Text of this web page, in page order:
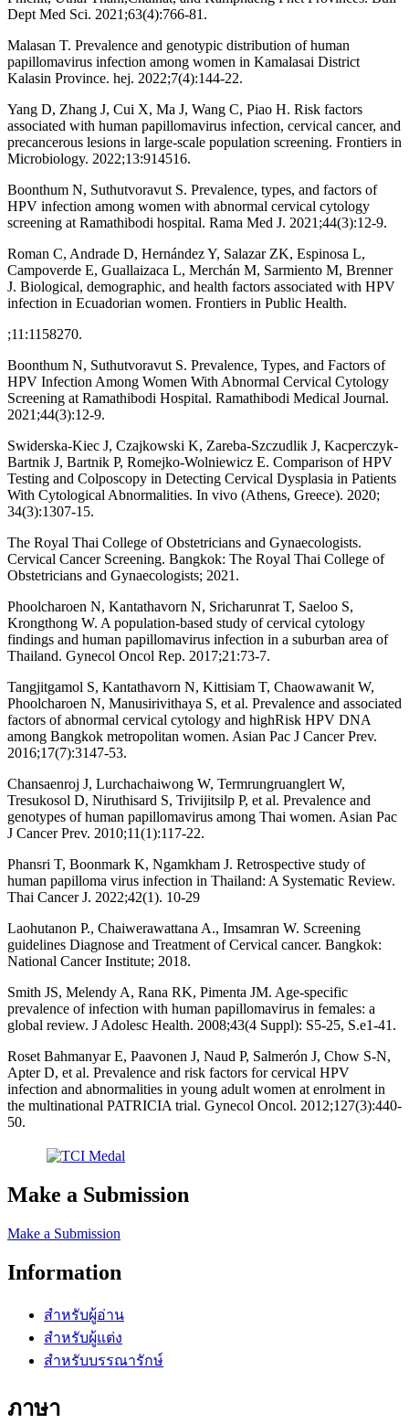
Dept Med Sci. 2021;63(4):766-81.
Malasan T. Prevalence and genotypic distribution of human
papillomavirus infection among women in Kamalasai District
Kalasin Province. hej. 2022;7(4):144-22.
Yang D, Zhang J, Cui X, Ma J, Wang C, Piao H. Risk factors
associated with human papillomavirus infection, cervical cancer, and
precancerous lesions in large-scale population screening. Frontiers in
Microbiology. 2022;13:914516.
Boonthum N, Suthutvoravut S. Prevalence, types, and factors of
HPV infection among women with abnormal cervical cytology
screening at Ramathibodi hospital. Rama Med J. 2021;44(3):12-9.
Roman C, Andrade D, Hernández Y, Salazar ZK, Espinosa L,
Campoverde E, Guallaizaca L, Merchán M, Sarmiento M, Brenner
J. Biological, demographic, and health factors associated with HPV
infection in Ecuadorian women. Frontiers in Public Health.
;11:1158270.
Boonthum N, Suthutvoravut S. Prevalence, Types, and Factors of
HPV Infection Among Women With Abnormal Cervical Cytology
Screening at Ramathibodi Hospital. Ramathibodi Medical Journal.
2021;44(3):12-9.
Swiderska-Kiec J, Czajkowski K, Zareba-Szczudlik J, Kacperczyk-
Bartnik J, Bartnik P, Romejko-Wolniewicz E. Comparison of HPV
Testing and Colposcopy in Detecting Cervical Dysplasia in Patients
With Cytological Abnormalities. In vivo (Athens, Greece). 2020;
34(3):1307-15.
The Royal Thai College of Obstetricians and Gynaecologists.
Cervical Cancer Screening. Bangkok: The Royal Thai College of
Obstetricians and Gynaecologists; 2021.
Phoolcharoen N, Kantathavorn N, Sricharunrat T, Saeloo S,
Krongthong W. A population-based study of cervical cytology
findings and human papillomavirus infection in a suburban area of
Thailand. Gynecol Oncol Rep. 2017;21:73-7.
Tangjitgamol S, Kantathavorn N, Kittisiam T, Chaowawanit W,
Phoolcharoen N, Manusirivithaya S, et al. Prevalence and associated
factors of abnormal cervical cytology and highRisk HPV DNA
among Bangkok metropolitan women. Asian Pac J Cancer Prev.
2016;17(7):3147-53.
Chansaenroj J, Lurchachaiwong W, Termrungruanglert W,
Tresukosol D, Niruthisard S, Trivijitsilp P, et al. Prevalence and
genotypes of human papillomavirus among Thai women. Asian Pac
J Cancer Prev. 2010;11(1):117-22.
Phansri T, Boonmark K, Ngamkham J. Retrospective study of
human papilloma virus infection in Thailand: A Systematic Review.
Thai Cancer J. 2022;42(1). 10-29
Laohutanon P., Chaiwerawattana A., Imsamran W. Screening
guidelines Diagnose and Treatment of Cervical cancer. Bangkok:
National Cancer Institute; 2018.
Smith JS, Melendy A, Rana RK, Pimenta JM. Age-specific
prevalence of infection with human papillomavirus in females: a
global review. J Adolesc Health. 2008;43(4 Suppl): S5-25, S.e1-41.
Roset Bahmanyar E, Paavonen J, Naud P, Salmerón J, Chow S-N,
Apter D, et al. Prevalence and risk factors for cervical HPV
infection and abnormalities in young adult women at enrolment in
the multinational PATRICIA trial. Gynecol Oncol. 2012;127(3):440-
50.
Make a Submission
Make a Submission
Information
สำหรับผู้อ่าน
สำหรับผู้แต่ง
สำหรับบรรณารักษ์
ภาษา